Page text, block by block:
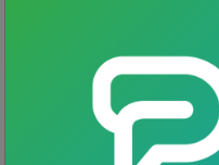
de ChristenUnie voor
Tijdens de bijeenkomst